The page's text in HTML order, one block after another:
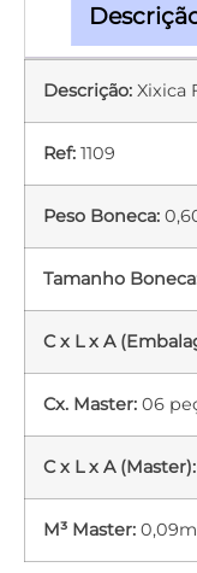
Descrição: Xixica
Ref: 1109
Peso Boneca:
Tamanho
C x L x A
Cx. Master: 06
C x L x A (Master):
M³ Master: